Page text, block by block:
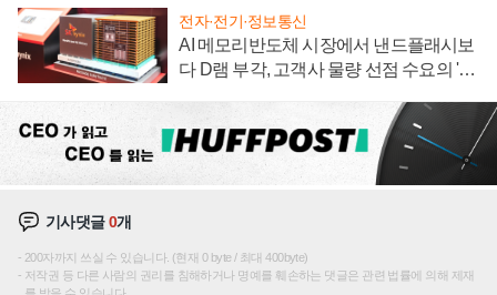
전자·전기·정보통신
AI 메모리반도체 시장에서 낸드플래시보
다 D램 부각, 고객사 물량 선점 수요의 '우
기사댓글0개
200자까지 쓰실 수 있습니다. (현재 0 byte / 최대 400byte)
저작권 등 다른 사람의 권리를 침해하거나 명예를 훼손하는 댓글은 관련 법률에 의해 제재
를 받을 수 있습니다.